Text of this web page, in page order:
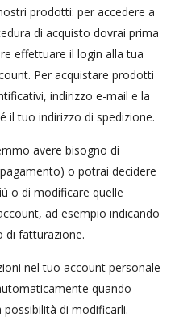
prodotti: per accedere a
di acquisto dovrai prima
effettuare il login alla tua
Per acquistare prodotti
indirizzo e-mail e la
il tuo indirizzo di spedizione.
avere bisogno di
o potrai decidere
o di modificare quelle
ad esempio indicando
di fatturazione.
nel tuo account personale
quando
di modificarli.